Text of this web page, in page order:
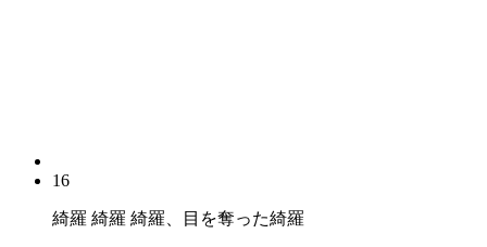
16
綺羅 綺羅 綺羅、目を奪った綺羅